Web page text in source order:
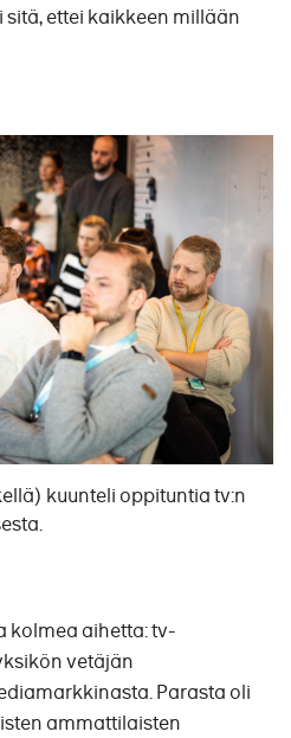
ettei kaikkeen millään
kuunteli oppituntia tv:n
kolmea aihetta: tv-
vetäjän
Parasta oli
ammattilaisten